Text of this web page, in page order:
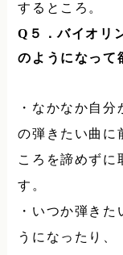
するところ。
Q ５．バイオリ
のようになって
・なかなか自
の弾きたい曲に
ころを諦めずに
す。
・いつか弾き
うになったり、